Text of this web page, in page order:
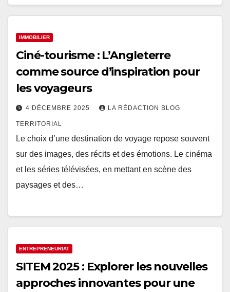
IMMOBILIER
Ciné-tourisme : L’Angleterre
comme source d’inspiration pour
les voyageurs
4 DÉCEMBRE 2025 LA RÉDACTION BLOG
TERRITORIAL
Le choix d’une destination de voyage repose souvent
sur des images, des récits et des émotions. Le cinéma
et les séries télévisées, en mettant en scène des
paysages et des…
ENTREPRENEURIAT
SITEM 2025 : Explorer les nouvelles
approches innovantes pour une